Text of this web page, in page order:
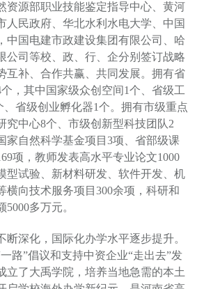
资源部职业技能鉴定指导中心、黄河
人民政府、华北水利水电大学、中国
中国电建市政建设集团有限公司、哈
公司等校、政、行、企分别签订战略
互补、合作共赢、共同发展。拥有省
，其中国家级众创空间1个、省级工
、省级创业孵化器1个。拥有市级重点
究中心8个、市级创新型科技团队2
家自然科学基金项目3项、省部级课
项，教师发表高水平专业论文1000
型试验、新材料研发、软件开发、机
横向技术服务项目300余项，科研和
多万元。
断深化，国际化办学水平逐步提升。
路”倡议和支持中资企业“走出去”发
立了大禹学院，培养当地急需的本土